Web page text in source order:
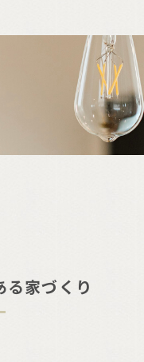
る家づくり